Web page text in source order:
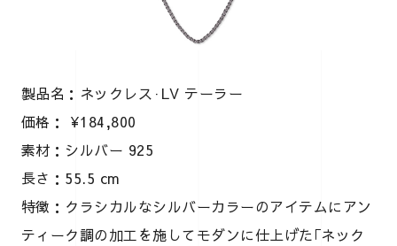
製品名：ネックレス·LV テーラー
価格： ¥184,800
素材：シルバー 925
長さ：55.5 cm
特徴：クラシカルなシルバーカラーのアイテムにアン
ティーク調の加工を施してモダンに仕上げた｢ネック